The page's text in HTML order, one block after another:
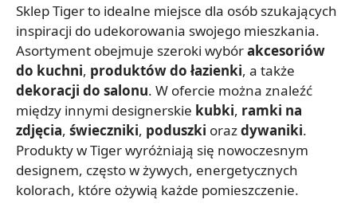
Sklep Tiger to idealne miejsce dla osób szukających
inspiracji do udekorowania swojego mieszkania.
Asortyment obejmuje szeroki wybórakcesoriów
do kuchni, produktów do łazienki, a także
dekoracji do salonu. W ofercie można znaleźć
między innymi designerskie kubki, ramki na
zdjęcia, świeczniki, poduszki orazdywaniki.
Produkty w Tiger wyróżniają się nowoczesnym
designem, często w żywych, energetycznych
kolorach, które ożywią każde pomieszczenie.